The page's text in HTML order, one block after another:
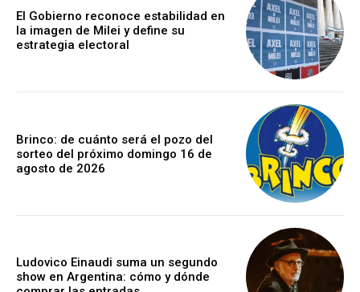
El Gobierno reconoce estabilidad en
la imagen de Milei y define su
estrategia electoral
Brinco: de cuánto será el pozo del
sorteo del próximo domingo 16 de
agosto de 2026
Ludovico Einaudi suma un segundo
show en Argentina: cómo y dónde